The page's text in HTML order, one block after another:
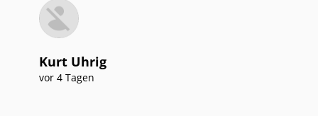
Kurt Uhrig
vor 4 Tagen